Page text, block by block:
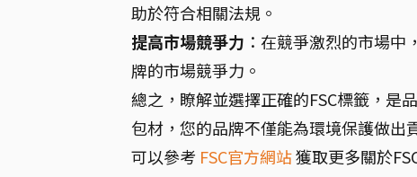
助於符合相關法規。
提高市場競爭力 ：在競爭激烈的市場中，
牌的市場競爭力。
總之，瞭解並選擇正確的FSC標籤，是
包材，您的品牌不僅能為環境保護做出
可以參考 FSC官方網站獲取更多關於